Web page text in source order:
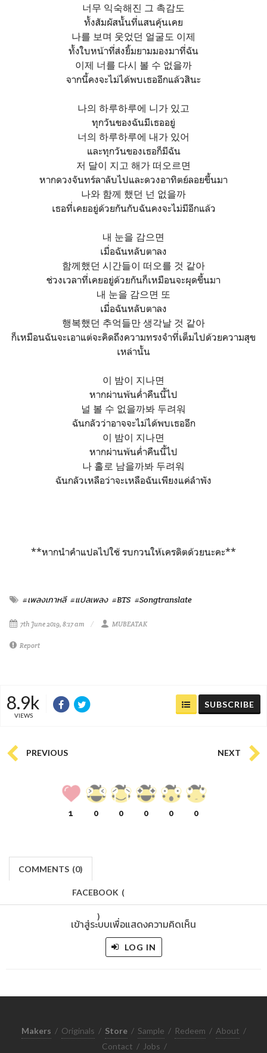
너무 익숙해진 그 촉감도
ทั้งสัมผัสนั้นที่แสนคุ้นเคย
나를 보며 웃었던 얼굴도 이제
ทั้งใบหน้าที่ส่งยิ้มยามมองมาที่ฉัน
이제 너를 다시 볼 수 없을까
จากนี้คงจะไม่ได้พบเธออีกแล้วสินะ
나의 하루하루에 니가 있고
ทุกวันของฉันมีเธออยู่
너의 하루하루에 내가 있어
และทุกวันของเธอก็มีฉัน
저 달이 지고 해가 떠오르면
หากดวงจันทร์ลาลับไปและดวงอาทิตย์ลอยขึ้นมา
나와 함께 했던 넌 없을까
เธอที่เคยอยู่ด้วยกันกับฉันคงจะไม่มีอีกแล้ว
내 눈을 감으면
เมื่อฉันหลับตาลง
함께했던 시간들이 떠오를 것 같아
ช่วงเวลาที่เคยอยู่ด้วยกันก็เหมือนจะผุดขึ้นมา
내 눈을 감으면 또
เมื่อฉันหลับตาลง
행복했던 추억들만 생각날 것 같아
ก็เหมือนฉันจะเอาแต่จะคิดถึงความทรงจำที่เต็มไปด้วยความสุข
เหล่านั้น
이 밤이 지나면
หากผ่านพ้นค่ำคืนนี้ไป
널 볼 수 없을까봐 두려워
ฉันกลัวว่าอาจจะไม่ได้พบเธออีก
이 밤이 지나면
หากผ่านพ้นค่ำคืนนี้ไป
나 홀로 남을까봐 두려워
ฉันกลัวเหลือว่าจะเหลือฉันเพียงแค่ลำพัง
**หากนำคำแปลไปใช้ รบกวนให้เครดิตด้วยนะคะ**
#เพลงเกาหลี #แปลเพลง #BTS #Songtranslate
7th June 2019, 8:17 am MUBEATAK
Report
8.9k
VIEWS
SUBSCRIBE
PREVIOUS NEXT
1 0 0 0 0 0
COMMENTS (0)
FACEBOOK (
)
เข้าสู่ระบบเพื่อแสดงความคิดเห็น
LOG IN
Makers / Originals / Store / Sample / Redeem / About /
Contact / Jobs /